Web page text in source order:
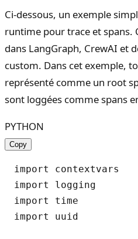
Ci-dessous, un exemple
runtime pour trace et spans.
dans LangGraph, CrewAI et
custom. Dans cet exemple,
représenté comme un root
sont loggées comme spans
PYTHON
Copy
import contextvars
import logging
import time
import uuid